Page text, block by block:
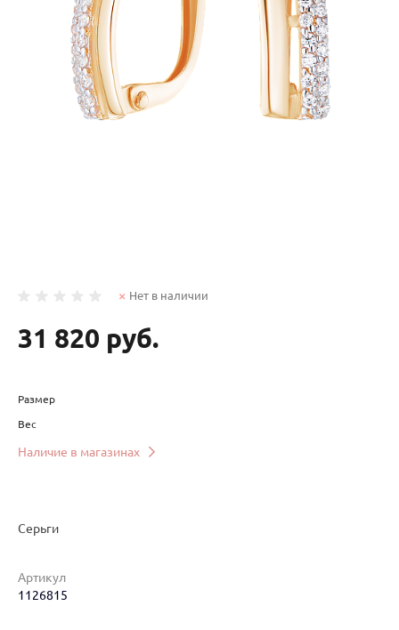
Нет в наличии
31 820 руб.
Размер
Вес
Наличие в магазинах
Серьги (30146136)
Серьги
Артикул
1126815